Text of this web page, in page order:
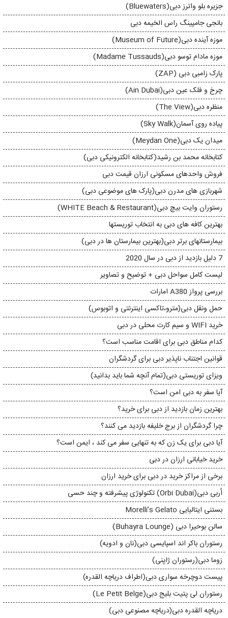
جزیره بلو واترز دبی(Bluewaters)
بانجی جامپینگ راس الخیمه دبی
موزه آینده دبی(Museum of Future)
موزه مادام توسو دبی(Madame Tussauds)
پارک زامبی دبی (ZAP)
چرخ و فلک عین دبی(Ain Dubai)
منظره دبی(The View)
پیاده روی آسمان(Sky Walk)
میدان یک دبی(Meydan One)
کتابخانه محمد بن رشید(کتابخانه الکترونیکی دبی)
فروش واحدهای مسکونی ارزان قیمت دبی
شهربازی های مدرن دبی(پارک های موضوعی دبی)
رستوران وایت بیچ دبی(WHITE Beach & Restaurant)
بهترین کافه های دبی به انتخاب توریستها
بیمارستانهای برتر دبی(بهترین بیمارستان ها در دبی)
7 دلیل بازدید از دبی در سال 2020
لیست کامل سواحل دبی + توضیح و تصاویر
بررسی پرواز A380 امارات
حمل ونقل دبی(مترو،تاکسی اینترنتی و اتوبوس)
خرید WIFI و سیم کارت محلی در دبی
کدام مناطق دبی برای اقامت مناسب است؟
قوانین اجتناب ناپذیر دبی برای گردشگران
ویزای توریستی دبی(تمام آنچه شما باید بدانید)
آیا سفر به دبی امن است؟
بهترین زمان بازدید از دبی برای خرید؟
چرا گردشگران از برج خلیفه بازدید می کنند؟
آیا دبی برای یک زن که به تنهایی سفر می کند ، ایمن است؟
خرید خیابانی ارزان در دبی
برخی از مراکز خرید در دبی برای خرید ارزان
اُربی دبی(Orbi Dubai) تکنولوژی پیشرفته و چند حسی
بستنی ایتالیایی Morelli’s Gelato
سالن بوحیرا دبی (Buhayra Lounge)
رستوران باکر اند اسپایسی دبی(نان و ادویه)
زوما دبی(رستوران ژاپنی)
پیست دوچرخه سواری دبی(اطراف دریاچه القدره)
رستوران لی پتیت بلیج دبی(Le Petit Belge)
دریاچه القدره دبی(دریاچه مصنوعی دبی)